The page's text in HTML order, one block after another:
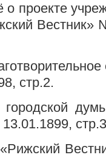
проекте
стр.2.